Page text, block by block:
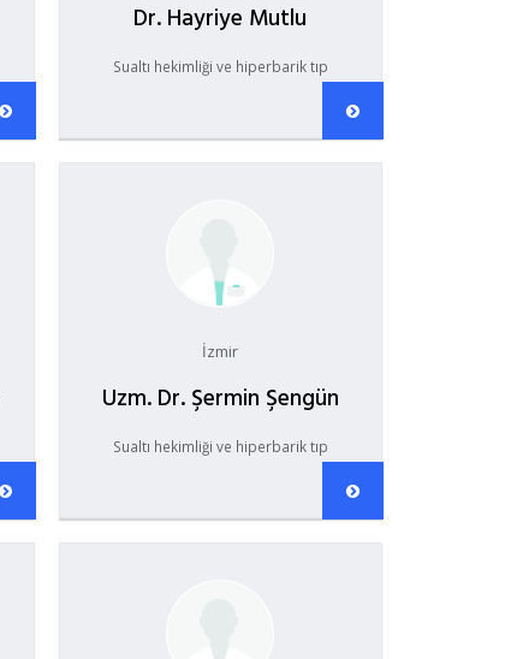
Dr. Hayriye Mutlu
Sualtı hekimliği ve hiperbarik tıp
İzmir
Uzm. Dr. Şermin Şengün
Sualtı hekimliği ve hiperbarik tıp